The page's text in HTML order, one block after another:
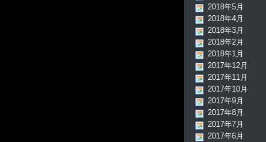
2018年5月
2018年4月
2018年3月
2018年2月
2018年1月
2017年12月
2017年11月
2017年10月
2017年9月
2017年8月
2017年7月
2017年6月